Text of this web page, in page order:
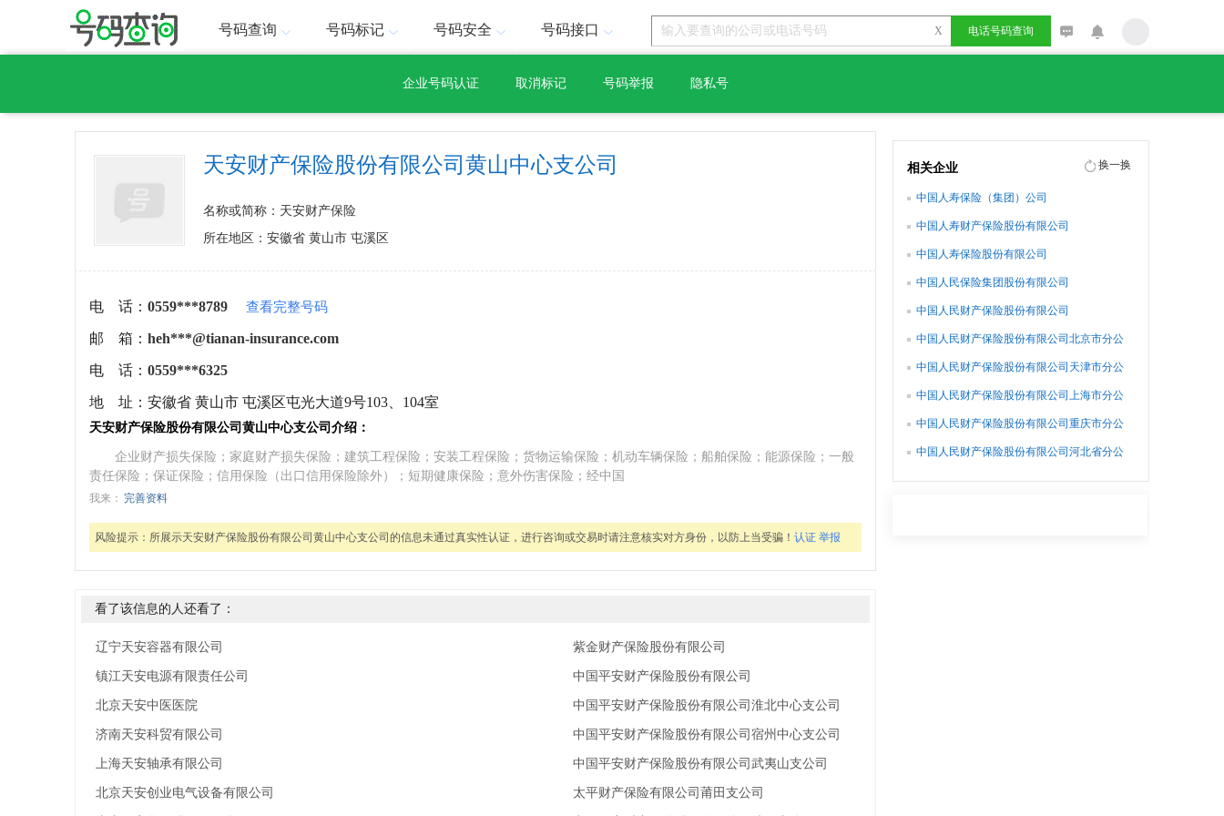
号码查询 号码标记 号码安全 号码接口 X 电话号码查询
企业号码认证 取消标记 号码举报 隐私号
天安财产保险股份有限公司黄山中心支公司
名称或简称：天安财产保险
所在地区：安徽省 黄山市 屯溪区
电 话： 0559***8789 查看完整号码
邮 箱： heh***@tianan-insurance.com
电 话： 0559***6325
地 址： 安徽省 黄山市 屯溪区屯光大道9号103、104室
天安财产保险股份有限公司黄山中心支公司介绍：
企业财产损失保险；家庭财产损失保险；建筑工程保险；安装工程保险；货物运输保险；机动车辆保险；船舶保险；能源保险；一般
责任保险；保证保险；信用保险（出口信用保险除外）；短期健康保险；意外伤害保险；经中国
我来： 完善资料
风险提示： 所展示天安财产保险股份有限公司黄山中心支公司的信息未通过真实性认证，进行咨询或交易时请注意核实对方身份，以防上当受骗！ 认证 举报
看了该信息的人还看了：
辽宁天安容器有限公司
镇江天安电源有限责任公司
北京天安中医医院
济南天安科贸有限公司
上海天安轴承有限公司
北京天安创业电气设备有限公司
紫金财产保险股份有限公司
中国平安财产保险股份有限公司
中国平安财产保险股份有限公司淮北中心支公司
中国平安财产保险股份有限公司宿州中心支公司
中国平安财产保险股份有限公司武夷山支公司
太平财产保险有限公司莆田支公司
相关企业 换一换
中国人寿保险（集团）公司
中国人寿财产保险股份有限公司
中国人寿保险股份有限公司
中国人民保险集团股份有限公司
中国人民财产保险股份有限公司
中国人民财产保险股份有限公司北京市分公
中国人民财产保险股份有限公司天津市分公
中国人民财产保险股份有限公司上海市分公
中国人民财产保险股份有限公司重庆市分公
中国人民财产保险股份有限公司河北省分公